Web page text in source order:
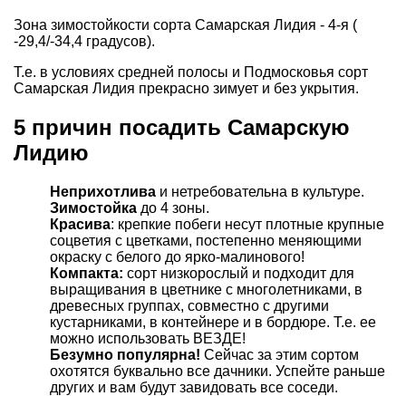
Зона зимостойкости сорта Самарская Лидия - 4-я (
-29,4/-34,4 градусов).
Т.е. в условиях средней полосы и Подмосковья сорт
Самарская Лидия прекрасно зимует и без укрытия.
5 причин посадить Самарскую
Лидию
Неприхотлива и нетребовательна в культуре.
Зимостойка до 4 зоны.
Красива: крепкие побеги несут плотные крупные
соцветия с цветками, постепенно меняющими
окраску с белого до ярко-малинового!
Компакта: сорт низкорослый и подходит для
выращивания в цветнике с многолетниками, в
древесных группах, совместно с другими
кустарниками, в контейнере и в бордюре. Т.е. ее
можно использовать ВЕЗДЕ!
Безумно популярна! Сейчас за этим сортом
охотятся буквально все дачники. Успейте раньше
других и вам будут завидовать все соседи.